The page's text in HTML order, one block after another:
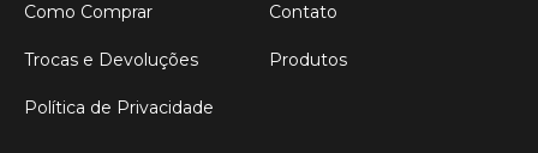
Como Comprar
Contato
Trocas e Devoluções Produtos
Política de Privacidade